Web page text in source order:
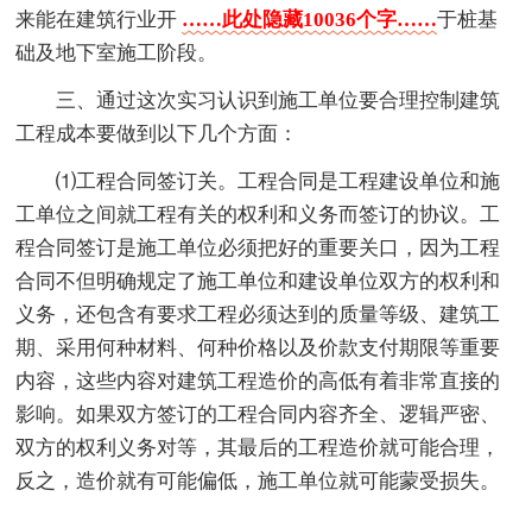
来能在建筑行业开 ……此处隐藏10036个字……于桩基
础及地下室施工阶段。
三、通过这次实习认识到施工单位要合理控制建筑
工程成本要做到以下几个方面：
⑴工程合同签订关。工程合同是工程建设单位和施
工单位之间就工程有关的权利和义务而签订的协议。工
程合同签订是施工单位必须把好的重要关口，因为工程
合同不但明确规定了施工单位和建设单位双方的权利和
义务，还包含有要求工程必须达到的质量等级、建筑工
期、采用何种材料、何种价格以及价款支付期限等重要
内容，这些内容对建筑工程造价的高低有着非常直接的
影响。如果双方签订的工程合同内容齐全、逻辑严密、
双方的权利义务对等，其最后的工程造价就可能合理，
反之，造价就有可能偏低，施工单位就可能蒙受损失。